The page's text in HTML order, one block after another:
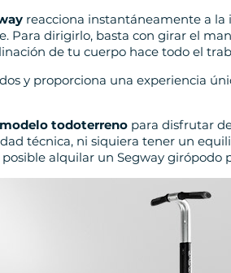
reacciona instantáneamente a la
Para dirigirlo, basta con girar el
de tu cuerpo hace todo el
y proporciona una experiencia
modelo todoterreno para disfrutar
técnica, ni siquiera tener un
alquilar un Segway